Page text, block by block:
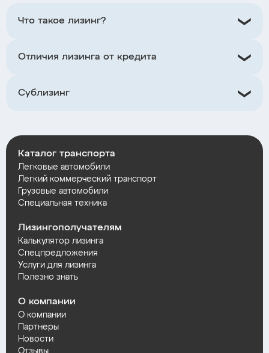
Что такое лизинг?
Отличия лизинга от кредита
Сублизинг
Каталог транспорта
Легковые автомобили
Легкий коммерческий транспорт
Грузовые автомобили
Специальная техника
Лизингополучателям
Калькулятор лизинга
Спецпредложения
Услуги для лизинга
Полезно знать
О компании
О компании
Партнеры
Новости